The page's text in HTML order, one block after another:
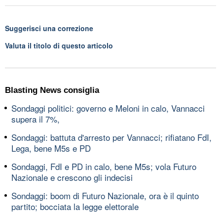
Suggerisci una correzione
Valuta il titolo di questo articolo
Blasting News consiglia
Sondaggi politici: governo e Meloni in calo, Vannacci
supera il 7%,
Sondaggi: battuta d'arresto per Vannacci; rifiatano FdI,
Lega, bene M5s e PD
Sondaggi, FdI e PD in calo, bene M5s; vola Futuro
Nazionale e crescono gli indecisi
Sondaggi: boom di Futuro Nazionale, ora è il quinto
partito; bocciata la legge elettorale